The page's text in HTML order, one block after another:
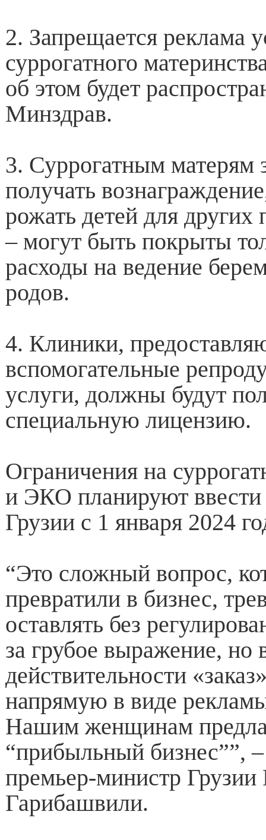
2. Запрещается реклама
суррогатного
об этом будет
Минздрав.
3. Суррогатным матерям
получать
рожать детей для других
– могут быть покрыты
расходы на ведение
родов.
4. Клиники,
вспомогательные
услуги, должны будут
специальную лицензию.
Ограничения на
и ЭКО планируют ввести
Грузии с 1 января 2024
“Это сложный вопрос,
превратили в бизнес,
оставлять без
за грубое выражение, но
действительности
напрямую в виде
Нашим женщинам
“прибыльный бизнес””,
премьер-министр
Гарибашвили.